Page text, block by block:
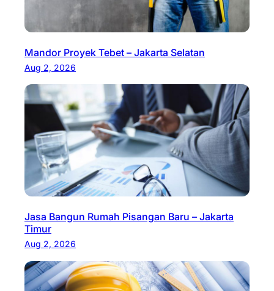
Mandor Proyek Tebet – Jakarta Selatan
Aug 2, 2026
Jasa Bangun Rumah Pisangan Baru – Jakarta
Timur
Aug 2, 2026